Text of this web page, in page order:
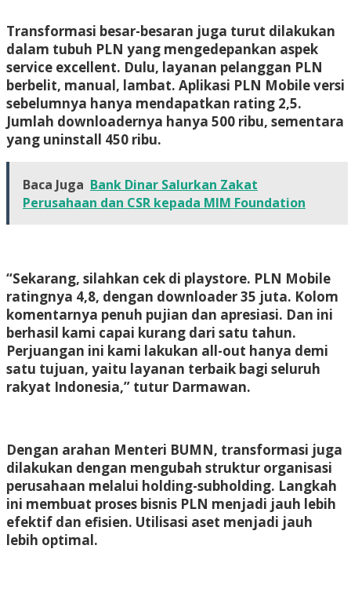
Transformasi besar-besaran juga turut dilakukan
dalam tubuh PLN yang mengedepankan aspek
service excellent. Dulu, layanan pelanggan PLN
berbelit, manual, lambat. Aplikasi PLN Mobile versi
sebelumnya hanya mendapatkan rating 2,5.
Jumlah downloadernya hanya 500 ribu, sementara
yang uninstall 450 ribu.
Baca Juga Bank Dinar Salurkan Zakat
Perusahaan dan CSR kepada MIM Foundation
“Sekarang, silahkan cek di playstore. PLN Mobile
ratingnya 4,8, dengan downloader 35 juta. Kolom
komentarnya penuh pujian dan apresiasi. Dan ini
berhasil kami capai kurang dari satu tahun.
Perjuangan ini kami lakukan all-out hanya demi
satu tujuan, yaitu layanan terbaik bagi seluruh
rakyat Indonesia,” tutur Darmawan.
Dengan arahan Menteri BUMN, transformasi juga
dilakukan dengan mengubah struktur organisasi
perusahaan melalui holding-subholding. Langkah
ini membuat proses bisnis PLN menjadi jauh lebih
efektif dan efisien. Utilisasi aset menjadi jauh
lebih optimal.